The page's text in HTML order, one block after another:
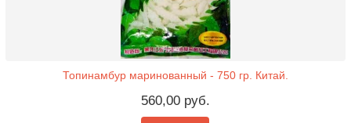
Топинамбур маринованный - 750 гр. Китай.
560,00 руб.